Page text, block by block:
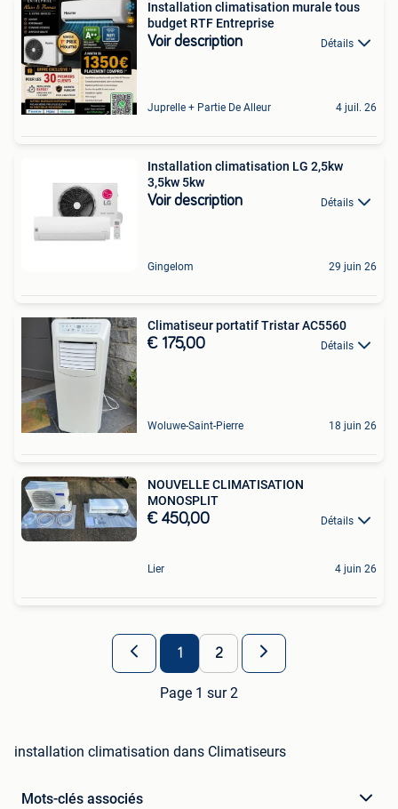
Installation climatisation murale tous
budget RTF Entreprise
Voir description Détails
Juprelle + Partie De Alleur 4 juil. 26
Installation climatisation LG 2,5kw
3,5kw 5kw
Voir description Détails
Gingelom 29 juin 26
Climatiseur portatif Tristar AC5560
€ 175,00 Détails
Woluwe-Saint-Pierre 18 juin 26
NOUVELLE CLIMATISATION
MONOSPLIT
€ 450,00 Détails
Lier 4 juin 26
1 2
Page 1 sur 2
installation climatisation dans Climatiseurs
Mots-clés associés